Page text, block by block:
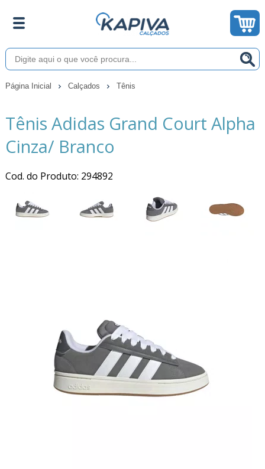
Página Inicial Calçados Tênis
Tênis Adidas Grand Court Alpha
Cinza/ Branco
Cod. do Produto: 294892